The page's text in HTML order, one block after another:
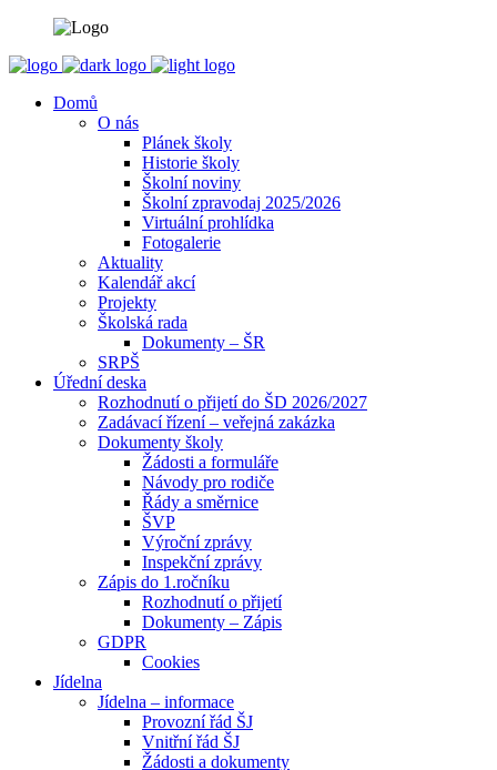
Domů
O nás
Plánek školy
Historie školy
Školní noviny
Školní zpravodaj 2025/2026
Virtuální prohlídka
Fotogalerie
Aktuality
Kalendář akcí
Projekty
Školská rada
Dokumenty – ŠR
SRPŠ
Úřední deska
Rozhodnutí o přijetí do ŠD 2026/2027
Zadávací řízení – veřejná zakázka
Dokumenty školy
Žádosti a formuláře
Návody pro rodiče
Řády a směrnice
ŠVP
Výroční zprávy
Inspekční zprávy
Zápis do 1.ročníku
Rozhodnutí o přijetí
Dokumenty – Zápis
GDPR
Cookies
Jídelna
Jídelna – informace
Provozní řád ŠJ
Vnitřní řád ŠJ
Žádosti a dokumenty